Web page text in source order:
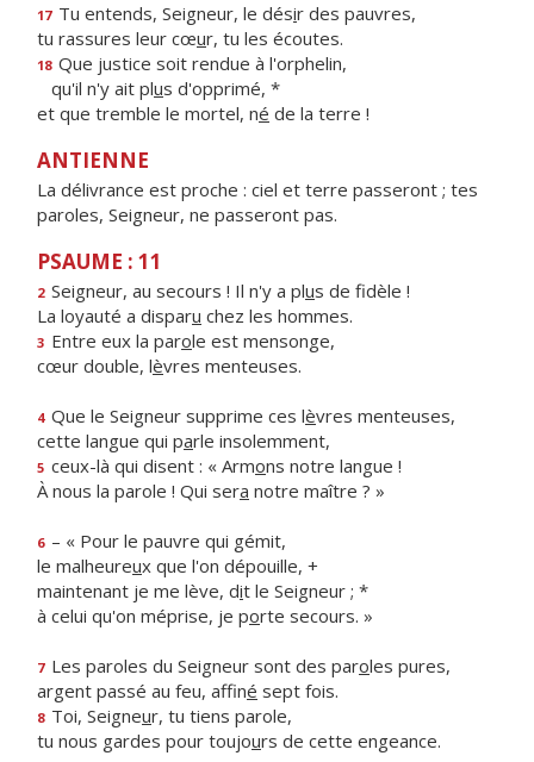
17 Tu entends, Seigneur, le désir des pauvres,
tu rassures leur cœur, tu les écoutes.
18 Que justice soit rendue à l'orphelin,
qu'il n'y ait plus d'opprimé, *
et que tremble le mortel, né de la terre !
ANTIENNE
La délivrance est proche : ciel et terre passeront ; tes
paroles, Seigneur, ne passeront pas.
PSAUME : 11
2 Seigneur, au secours ! Il n'y a plus de fidèle !
La loyauté a disparu chez les hommes.
3 Entre eux la parole est mensonge,
cœur double, lèvres menteuses.
4 Que le Seigneur supprime ces lèvres menteuses,
cette langue qui parle insolemment,
5 ceux-là qui disent : « Armons notre langue !
À nous la parole ! Qui sera notre maître ? »
6 – « Pour le pauvre qui gémit,
le malheureux que l'on dépouille, +
maintenant je me lève, dit le Seigneur ; *
à celui qu'on méprise, je porte secours. »
7 Les paroles du Seigneur sont des paroles pures,
argent passé au feu, affiné sept fois.
8 Toi, Seigneur, tu tiens parole,
tu nous gardes pour toujours de cette engeance.